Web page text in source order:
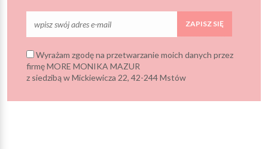
ZAPISZ SIĘ
Wyrażam zgodę na przetwarzanie moich danych przez
firmę MORE MONIKA MAZUR
z siedzibą w Mickiewicza 22, 42-244 Mstów